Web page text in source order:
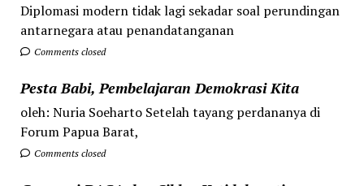
Diplomasi modern tidak lagi sekadar soal perundingan
antarnegara atau penandatanganan
Comments closed
Pesta Babi, Pembelajaran Demokrasi Kita
oleh: Nuria Soeharto Setelah tayang perdananya di
Forum Papua Barat,
Comments closed